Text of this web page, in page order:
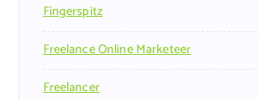
Fingerspitz
Freelance Online Marketeer
Freelancer